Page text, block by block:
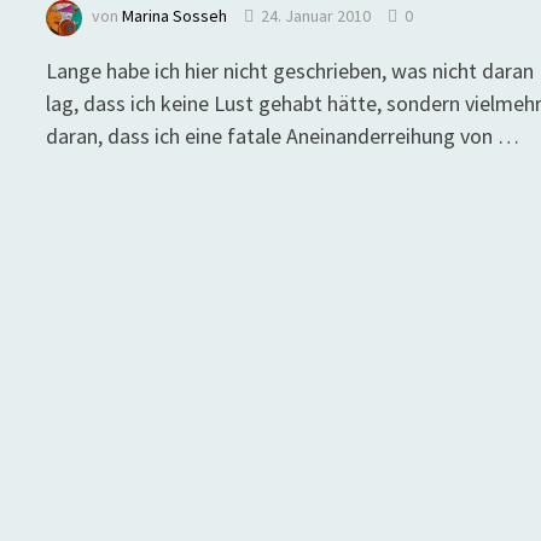
vonMarina Sosseh 24. Januar 2010 0
Lange habe ich hier nicht geschrieben, was nicht daran
lag, dass ich keine Lust gehabt hätte, sondern
daran, dass ich eine fatale Aneinanderreihung von …